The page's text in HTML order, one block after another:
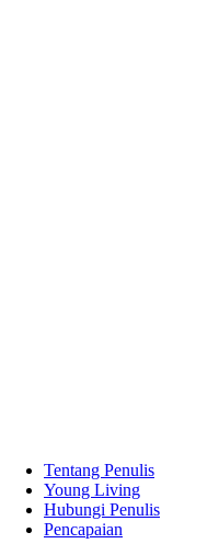
Tentang Penulis
Young Living
Hubungi Penulis
Pencapaian